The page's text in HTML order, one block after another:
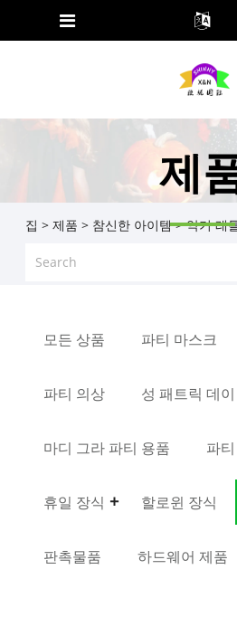
제
집 > 제품 > 참신한 아이템> 악기 래
모든 상품 파티 마스크
파티 의상 성 패트릭 데
마디 그라 파티 용품 파
휴일 장식 할로윈 장식
판촉물품 하드웨어 제품